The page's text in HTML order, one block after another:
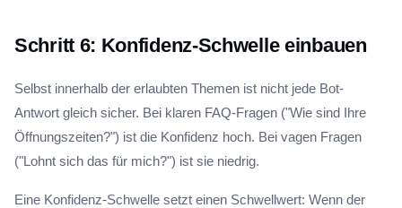
Schritt 6: Konfidenz-Schwelle einbauen
Selbst innerhalb der erlaubten Themen ist nicht jede Bot-
Antwort gleich sicher. Bei klaren FAQ-Fragen ("Wie sind Ihre
Öffnungszeiten?") ist die Konfidenz hoch. Bei vagen Fragen
("Lohnt sich das für mich?") ist sie niedrig.
Eine Konfidenz-Schwelle setzt einen Schwellwert: Wenn der